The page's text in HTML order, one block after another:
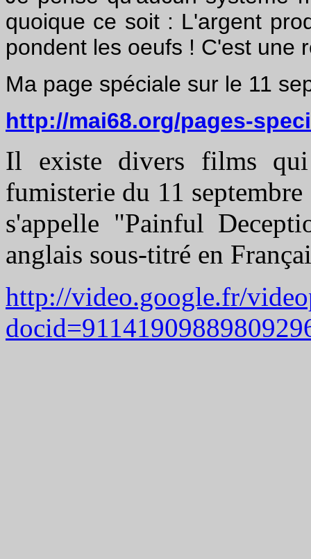
quoique ce soit : L'argent
pondent les oeufs ! C'est une
Ma page spéciale sur le 11
http://mai68.org/pages-
Il existe divers films
fumisterie du 11
s'appelle "Painful
anglais sous-titré en
http://video.google.fr/